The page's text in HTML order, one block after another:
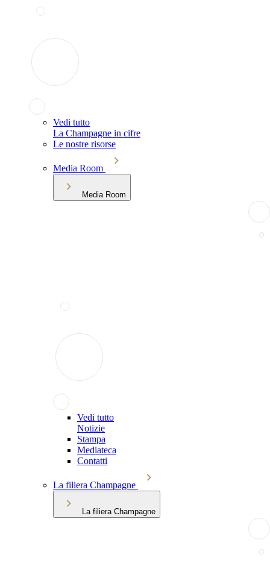
Vedi tutto
La Champagne in cifre
Le nostre risorse
Media Room
Media Room
Vedi tutto
Notizie
Stampa
Mediateca
Contatti
La filiera Champagne
La filiera Champagne